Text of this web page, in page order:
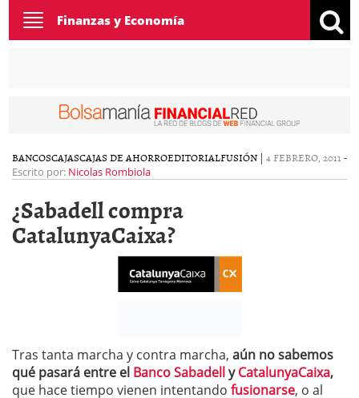
Toggle
navigation
Finanzas y Economía
BANCOSCAJASCAJAS DE AHORROEDITORIALFUSIÓN | 4 FEBRERO, 2011 -
Escrito por: Nicolas Rombiola
¿Sabadell compra
CatalunyaCaixa?
Tras tanta marcha y contra marcha, aún no sabemos
qué pasará entre el Banco SabadellyCatalunyaCaixa,
que hace tiempo vienen intentando fusionarse, o al